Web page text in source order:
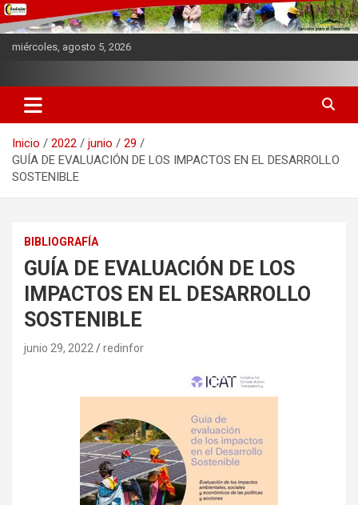
Saltar
al
contenido
miércoles, agosto 5, 2026
REDINFOR PERU
Inicio 2022 junio
29
GUÍA DE EVALUACIÓN DE LOS IMPACTOS EN EL DESARROLLO
SOSTENIBLE
BIBLIOGRAFÍA
GUÍA DE EVALUACIÓN DE LOS
IMPACTOS EN EL DESARROLLO
SOSTENIBLE
junio 29, 2022 redinfor